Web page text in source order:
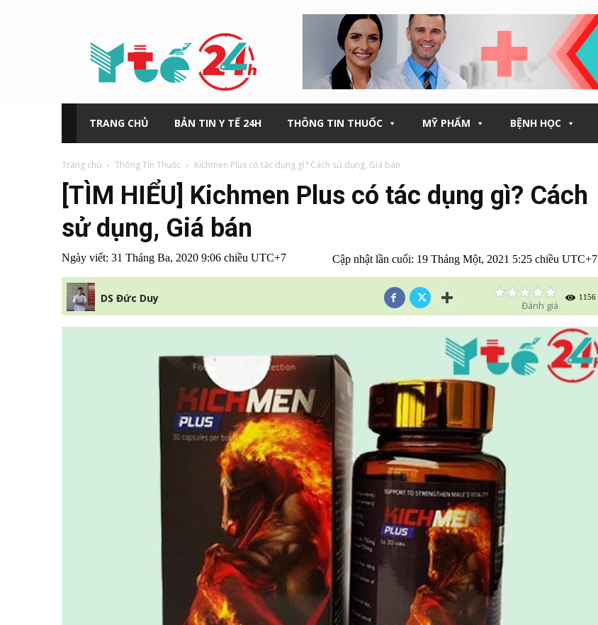
tế
24h
TRANG CHỦ BẢN TIN Y TẾ 24H THÔNG TIN THUỐC MỸ PHẨM BỆNH HỌC
Trang chủ Thông Tin Thuốc Kichmen Plus có tác dụng gì? Cách sử dụng, Giá bán
[TÌM HIỂU] Kichmen Plus có tác dụng gì? Cách
sử dụng, Giá bán
Ngày viết: 31 Tháng Ba, 2020 9:06 chiều UTC+7 Cập nhật lần cuối: 19 Tháng Một, 2021 5:25 chiều UTC+7
DS Đức Duy 1156
Đánh giá